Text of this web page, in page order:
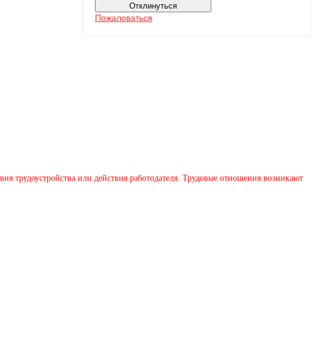
Отклинуться
Пожаловаться
трудоустройства или действия работодателя. Трудовые отношения возникают